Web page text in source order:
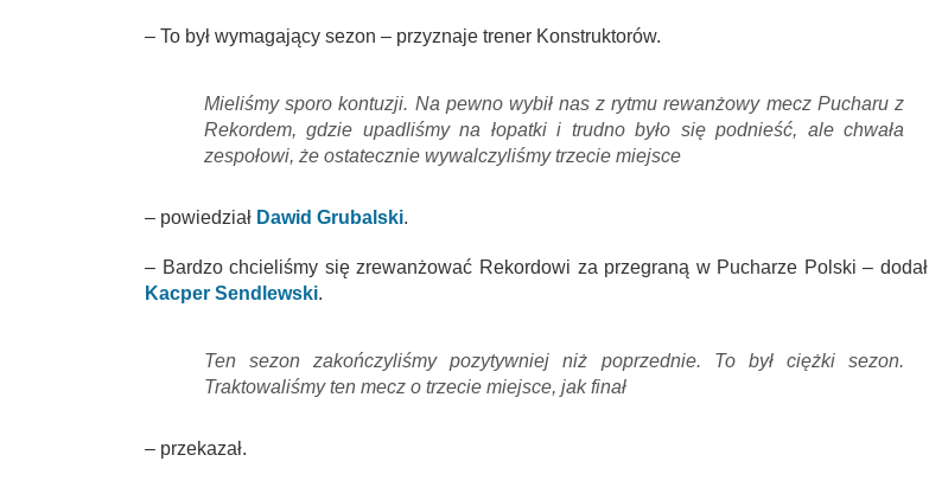
– To był wymagający sezon – przyznaje trener Konstruktorów.
Mieliśmy sporo kontuzji. Na pewno wybił nas z rytmu rewanżowy mecz Pucharu z
Rekordem, gdzie upadliśmy na łopatki i trudno było się podnieść, ale chwała
zespołowi, że ostatecznie wywalczyliśmy trzecie miejsce
– powiedział Dawid Grubalski.
– Bardzo chcieliśmy się zrewanżować Rekordowi za przegraną w Pucharze Polski – dodał
Kacper Sendlewski.
Ten sezon zakończyliśmy pozytywniej niż poprzednie. To był ciężki sezon.
Traktowaliśmy ten mecz o trzecie miejsce, jak finał
– przekazał.